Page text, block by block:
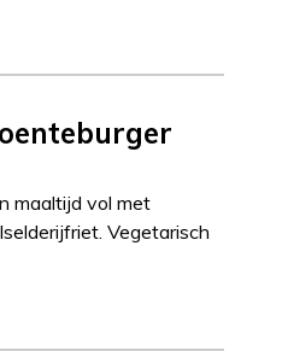
maaltijd vol met
Vegetarisch